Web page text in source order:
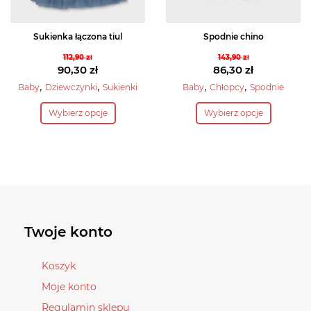
Sukienka łączona tiul
112,90zł
Pierwotna
cena
wynosiła:
112,90 zł.
90,30 zł
Aktualna
cena
wynosi:
Baby, Dziewczynki, Sukienki
Wybierz opcje
Ten
produkt
wybrać
Spodnie chino
143,90zł
Pierwotna
cena
wynosiła:
143,90 zł.
86,30 zł
Aktualna
cena
wynosi:
Baby, Chłopcy, Spodnie
Wybierz opcje
Ten
produkt
Twoje konto
Koszyk
Moje konto
Regulamin sklepu